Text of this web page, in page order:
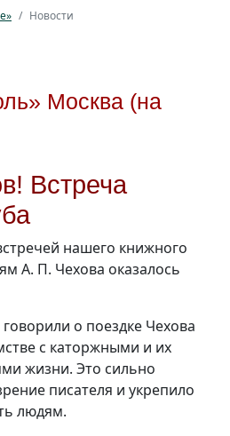
Новости
Москва (на
Встреча
нашего книжного
А. П. Чехова оказалось
о поездке Чехова
с каторжными и их
жизни. Это сильно
писателя и укрепило
людям.